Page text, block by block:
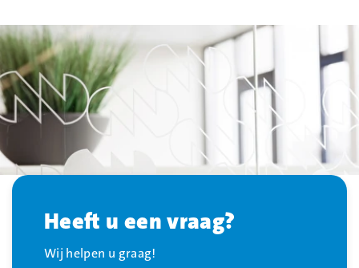
Heeft u een vraag?
Wij helpen u graag!